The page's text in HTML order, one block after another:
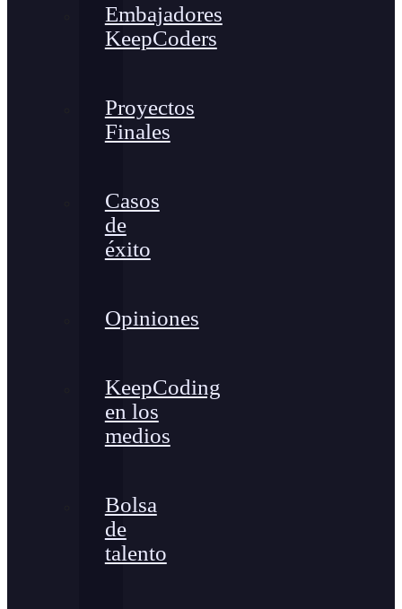
Embajadores
KeepCoders
Proyectos
Finales
Casos
de
éxito
Opiniones
KeepCoding
en los
medios
Bolsa
de
talento